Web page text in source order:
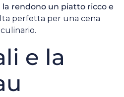
la rendono un piatto ricco e
perfetta per una cena
e la